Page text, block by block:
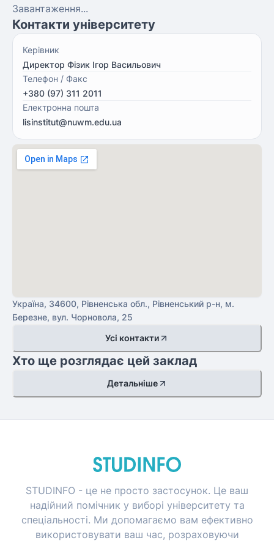
Завантаження...
Контакти університету
Керівник
Директор Фізик Ігор Васильович
Телефон / Факс
+380 (97) 311 2011
Електронна пошта
lisinstitut@nuwm.edu.ua
Україна, 34600, Рівненська обл., Рівненський р-н, м.
Березне, вул. Чорновола, 25
Усі контакти
Хто ще розглядає цей заклад
Детальніше
STUDINFO - це не просто застосунок. Це ваш
надійний помічник у виборі університету та
спеціальності. Ми допомагаємо вам ефективно
використовувати ваш час, розраховуючи